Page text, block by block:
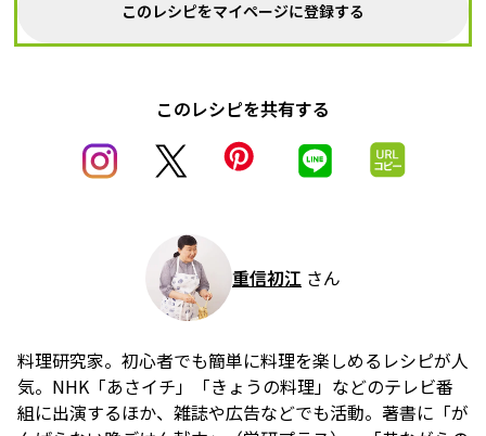
このレシピをマイページに登録する
このレシピを共有する
重信初江 さん
料理研究家。初心者でも簡単に料理を楽しめるレシピが人
気。NHK「あさイチ」「きょうの料理」などのテレビ番
組に出演するほか、雑誌や広告などでも活動。著書に「が